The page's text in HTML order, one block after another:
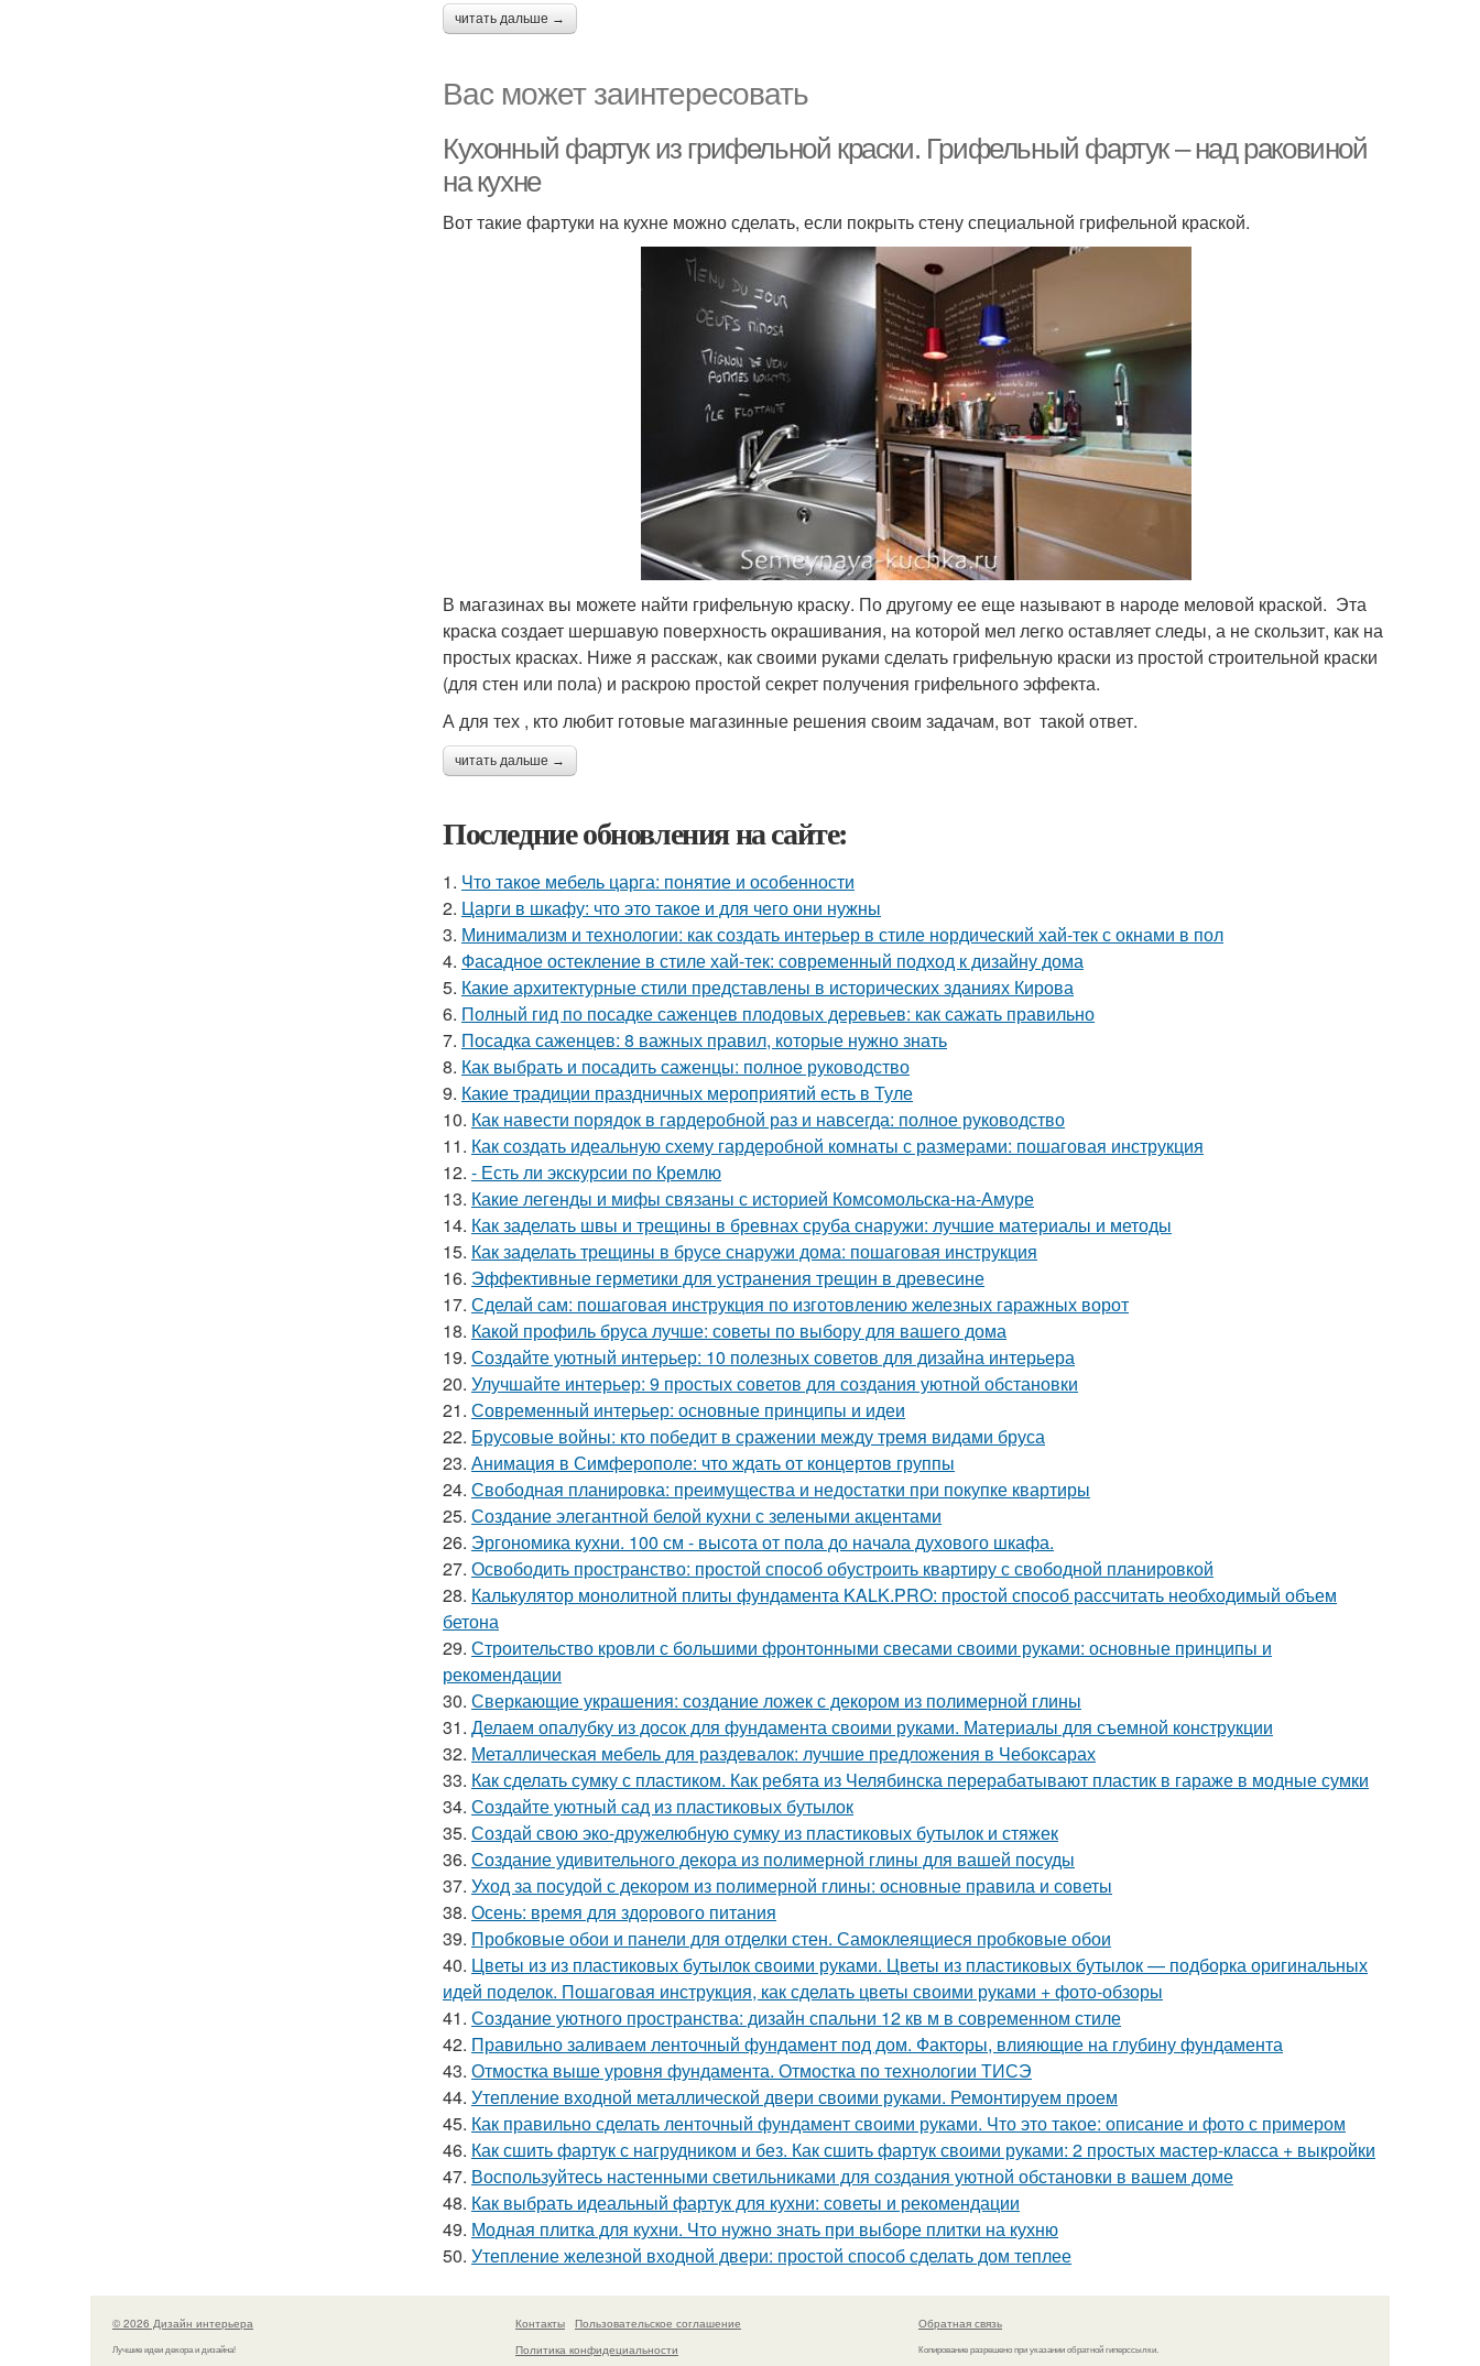
читать дальше →
Вас может заинтересовать
Кухонный фартук из грифельной краски. Грифельный фартук – над раковиной
на кухне
Вот такие фартуки на кухне можно сделать, если покрыть стену специальной грифельной краской.
В магазинах вы можете найти грифельную краску. По другому ее еще называют в народе меловой краской. Эта
краска создает шершавую поверхность окрашивания, на которой мел легко оставляет следы, а не скользит, как на
простых красках. Ниже я расскаж, как своими руками сделать грифельную краски из простой строительной краски
(для стен или пола) и раскрою простой секрет получения грифельного эффекта.
А для тех , кто любит готовые магазинные решения своим задачам, вот такой ответ.
читать дальше →
Последние обновления на сайте:
1. Что такое мебель царга: понятие и особенности
2. Царги в шкафу: что это такое и для чего они нужны
3. Минимализм и технологии: как создать интерьер в стиле нордический хай-тек с окнами в пол
4. Фасадное остекление в стиле хай-тек: современный подход к дизайну дома
5. Какие архитектурные стили представлены в исторических зданиях Кирова
6. Полный гид по посадке саженцев плодовых деревьев: как сажать правильно
7. Посадка саженцев: 8 важных правил, которые нужно знать
8. Как выбрать и посадить саженцы: полное руководство
9. Какие традиции праздничных мероприятий есть в Туле
10. Как навести порядок в гардеробной раз и навсегда: полное руководство
11. Как создать идеальную схему гардеробной комнаты с размерами: пошаговая инструкция
12. - Есть ли экскурсии по Кремлю
13. Какие легенды и мифы связаны с историей Комсомольска-на-Амуре
14. Как заделать швы и трещины в бревнах сруба снаружи: лучшие материалы и методы
15. Как заделать трещины в брусе снаружи дома: пошаговая инструкция
16. Эффективные герметики для устранения трещин в древесине
17. Сделай сам: пошаговая инструкция по изготовлению железных гаражных ворот
18. Какой профиль бруса лучше: советы по выбору для вашего дома
19. Создайте уютный интерьер: 10 полезных советов для дизайна интерьера
20. Улучшайте интерьер: 9 простых советов для создания уютной обстановки
21. Современный интерьер: основные принципы и идеи
22. Брусовые войны: кто победит в сражении между тремя видами бруса
23. Анимация в Симферополе: что ждать от концертов группы
24. Свободная планировка: преимущества и недостатки при покупке квартиры
25. Создание элегантной белой кухни с зелеными акцентами
26. Эргономика кухни. 100 см - высота от пола до начала духового шкафа.
27. Освободить пространство: простой способ обустроить квартиру с свободной планировкой
28. Калькулятор монолитной плиты фундамента KALK.PRO: простой способ рассчитать необходимый объем
бетона
29. Строительство кровли с большими фронтонными свесами своими руками: основные принципы и
рекомендации
30. Сверкающие украшения: создание ложек с декором из полимерной глины
31. Делаем опалубку из досок для фундамента своими руками. Материалы для съемной конструкции
32. Металлическая мебель для раздевалок: лучшие предложения в Чебоксарах
33. Как сделать сумку с пластиком. Как ребята из Челябинска перерабатывают пластик в гараже в модные сумки
34. Создайте уютный сад из пластиковых бутылок
35. Создай свою эко-дружелюбную сумку из пластиковых бутылок и стяжек
36. Создание удивительного декора из полимерной глины для вашей посуды
37. Уход за посудой с декором из полимерной глины: основные правила и советы
38. Осень: время для здорового питания
39. Пробковые обои и панели для отделки стен. Самоклеящиеся пробковые обои
40. Цветы из из пластиковых бутылок своими руками. Цветы из пластиковых бутылок — подборка оригинальных
идей поделок. Пошаговая инструкция, как сделать цветы своими руками + фото-обзоры
41. Создание уютного пространства: дизайн спальни 12 кв м в современном стиле
42. Правильно заливаем ленточный фундамент под дом. Факторы, влияющие на глубину фундамента
43. Отмостка выше уровня фундамента. Отмостка по технологии ТИСЭ
44. Утепление входной металлической двери своими руками. Ремонтируем проем
45. Как правильно сделать ленточный фундамент своими руками. Что это такое: описание и фото с примером
46. Как сшить фартук с нагрудником и без. Как сшить фартук своими руками: 2 простых мастер-класса + выкройки
47. Воспользуйтесь настенными светильниками для создания уютной обстановки в вашем доме
48. Как выбрать идеальный фартук для кухни: советы и рекомендации
49. Модная плитка для кухни. Что нужно знать при выборе плитки на кухню
50. Утепление железной входной двери: простой способ сделать дом теплее
© 2026 Дизайн интерьера
Лучшие идеи декора и дизайна!
Контакты
Пользовательское соглашение
Политика конфидециальности
Обратная связь
Копирование разрешено при указании обратной гиперссылки.